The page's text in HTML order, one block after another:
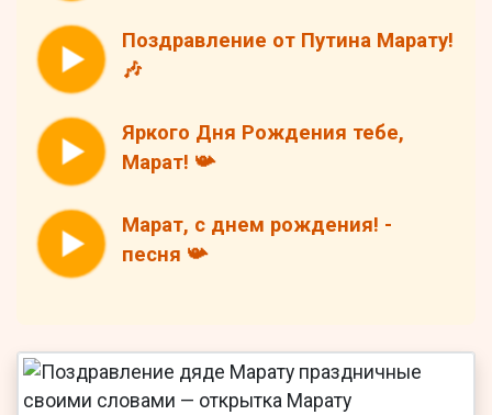
Поздравление от Путина Марату!
🎶
Яркого Дня Рождения тебе,
Марат! 📯
Марат, с днем рождения! -
песня 📯